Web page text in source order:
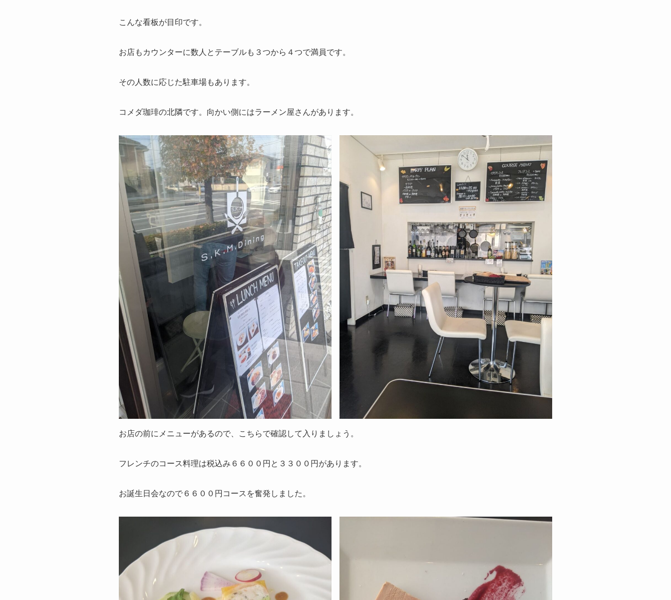
こんな看板が目印です。
お店もカウンターに数人とテーブルも３つから４つで満員です。
その人数に応じた駐車場もあります。
コメダ珈琲の北隣です。向かい側にはラーメン屋さんがあります。
お店の前にメニューがあるので、こちらで確認して入りましょう。
フレンチのコース料理は税込み６６００円と３３００円があります。
お誕生日会なので６６００円コースを奮発しました。